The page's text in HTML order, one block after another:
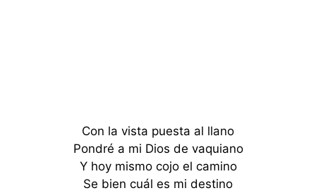
Con la vista puesta al llano
Pondré a mi Dios de vaquiano
Y hoy mismo cojo el camino
Se bien cuál es mi destino